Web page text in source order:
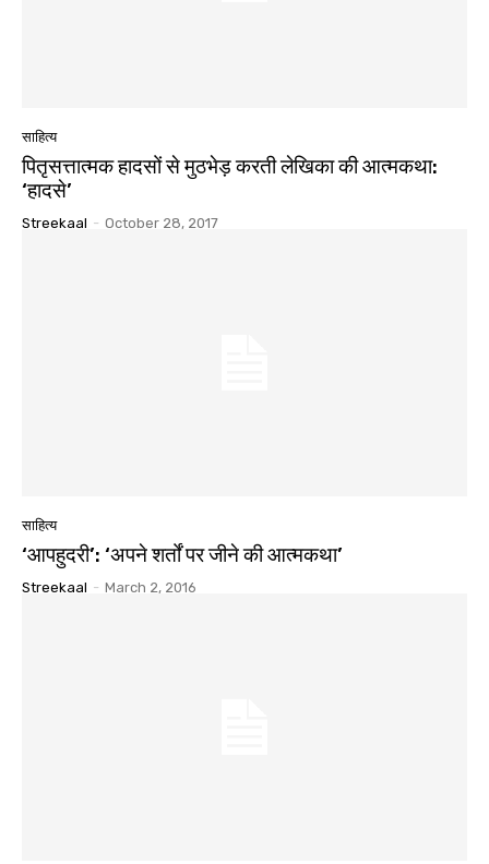
साहित्य
पितृसत्तात्मक हादसों से मुठभेड़ करती लेखिका की आत्मकथा:
‘हादसे’
Streekaal - October 28, 2017
साहित्य
‘आपहुदरी’: ‘अपने शर्तों पर जीने की आत्मकथा’
Streekaal - March 2, 2016